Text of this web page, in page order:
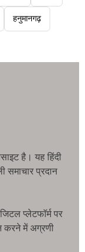
हनुमानगढ़
है। यह हिंदी
समाचार प्रदान
प्लेटफॉर्म पर
करने में अग्रणी